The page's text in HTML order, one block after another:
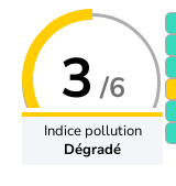
3 /6
Indice pollution
Dégradé